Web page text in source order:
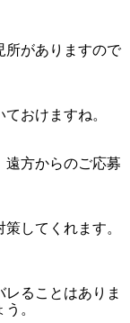
所がありますので
おけますね。
遠方からのご応募
してくれます。
ることはありま
。